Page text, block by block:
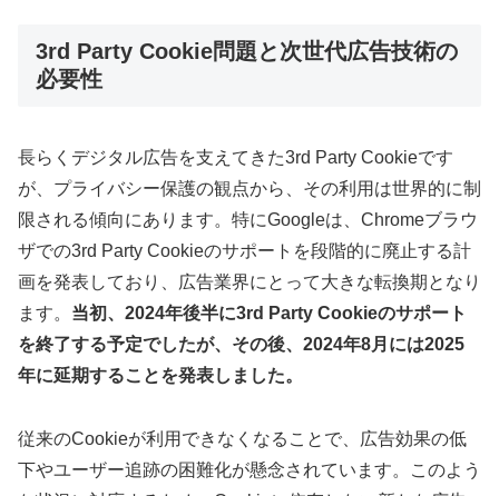
3rd Party Cookie問題と次世代広告技術の
必要性
長らくデジタル広告を支えてきた3rd Party Cookieです
が、プライバシー保護の観点から、その利用は世界的に制
限される傾向にあります。特にGoogleは、Chromeブラウ
ザでの3rd Party Cookieのサポートを段階的に廃止する計
画を発表しており、広告業界にとって大きな転換期となり
ます。 当初、2024年後半に3rd Party Cookieのサポート
を終了する予定でしたが、その後、2024年8月には2025
年に延期することを発表しました。
従来のCookieが利用できなくなることで、広告効果の低
下やユーザー追跡の困難化が懸念されています。このよう